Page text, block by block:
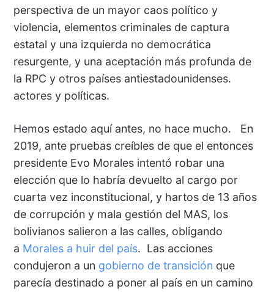
perspectiva de un mayor caos político y
violencia, elementos criminales de captura
estatal y una izquierda no democrática
resurgente, y una aceptación más profunda de
la RPC y otros países antiestadounidenses.
actores y políticas.
Hemos estado aquí antes, no hace mucho. En
2019, ante pruebas creíbles de que el entonces
presidente Evo Morales intentó robar una
elección que lo habría devuelto al cargo por
cuarta vez inconstitucional, y hartos de 13 años
de corrupción y mala gestión del MAS, los
bolivianos salieron a las calles, obligando
a Morales a huir del país. Las acciones
condujeron a un gobierno de transición que
parecía destinado a poner al país en un camino